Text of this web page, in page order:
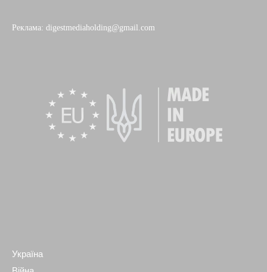
Реклама: digestmediaholding@gmail.com
Україна